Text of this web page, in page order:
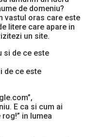
de domeniu?
vastul oras care este
litere care apare in
un site.
de ce este
E ca si cum ai
in lumea